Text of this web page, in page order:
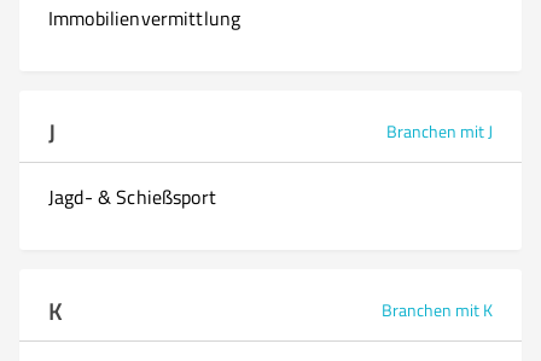
Immobilienvermittlung
J Branchen mit J
Jagd- & Schießsport
K Branchen mit K